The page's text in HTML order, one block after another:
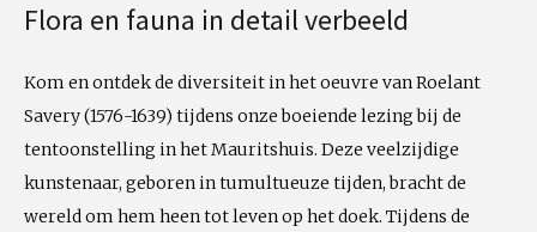
Flora en fauna in detail verbeeld
Kom en ontdek de diversiteit in het oeuvre van Roelant
Savery (1576-1639) tijdens onze boeiende lezing bij de
tentoonstelling in het Mauritshuis. Deze veelzijdige
kunstenaar, geboren in tumultueuze tijden, bracht de
wereld om hem heen tot leven op het doek. Tijdens de